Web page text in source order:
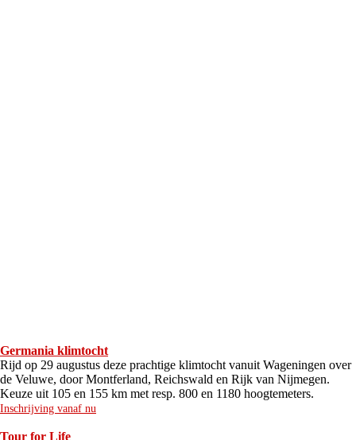
Germania klimtocht
Rijd op 29 augustus deze prachtige klimtocht vanuit Wageningen over
de Veluwe, door Montferland, Reichswald en Rijk van Nijmegen.
Keuze uit 105 en 155 km met resp. 800 en 1180 hoogtemeters.
Inschrijving vanaf nu
Tour for Life